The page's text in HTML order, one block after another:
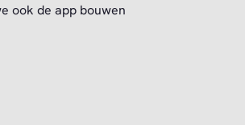
ook de app bouwen